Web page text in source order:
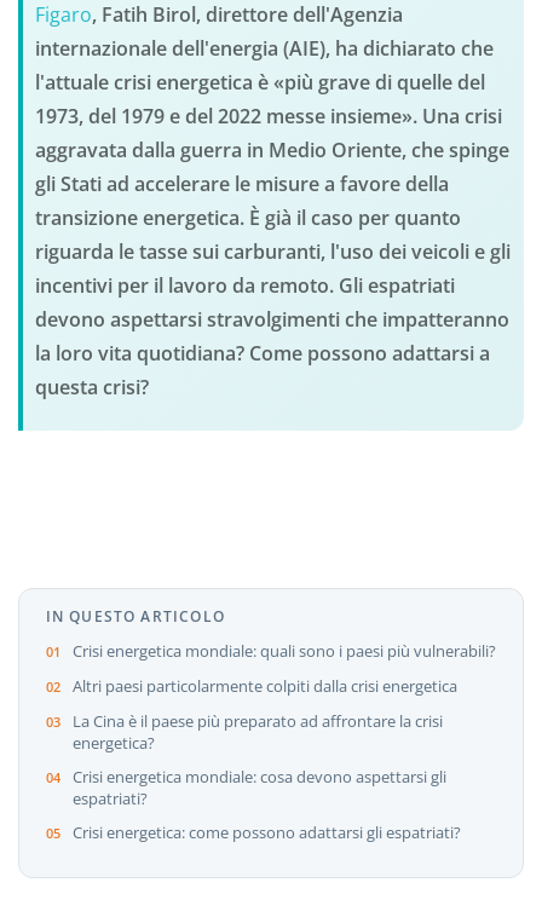
Figaro, Fatih Birol, direttore dell'Agenzia
internazionale dell'energia (AIE), ha dichiarato che
l'attuale crisi energetica è «più grave di quelle del
1973, del 1979 e del 2022 messe insieme». Una crisi
aggravata dalla guerra in Medio Oriente, che spinge
gli Stati ad accelerare le misure a favore della
transizione energetica. È già il caso per quanto
riguarda le tasse sui carburanti, l'uso dei veicoli e gli
incentivi per il lavoro da remoto. Gli espatriati
devono aspettarsi stravolgimenti che impatteranno
la loro vita quotidiana? Come possono adattarsi a
questa crisi?
IN QUESTO ARTICOLO
Crisi energetica mondiale: quali sono i paesi più vulnerabili?
Altri paesi particolarmente colpiti dalla crisi energetica
La Cina è il paese più preparato ad affrontare la crisi
energetica?
Crisi energetica mondiale: cosa devono aspettarsi gli
espatriati?
Crisi energetica: come possono adattarsi gli espatriati?